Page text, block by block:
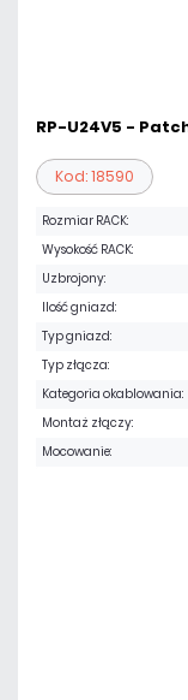
RP-U24V5 -
Kod: 18590
Rozmiar RACK:
Wysokość RACK:
Uzbrojony:
Ilość gniazd:
Typ gniazd:
Typ złącza:
Kategoria okablowania:
Montaż złączy:
Mocowanie: